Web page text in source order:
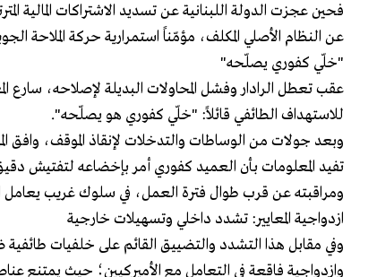
فحين عجزت الدولة اللبنانية عن تسديد الاشتراكات المالية
عن النظام الأصلي المكلف، مؤمّناً استمرارية حركة الملاحة
"خلّي كفوري يصلّحه"
عقب تعطل الرادار وفشل المحاولات البديلة لإصلاحه، سارع
للاستهداف الطائفي قائلاً: "خلّي كفوري هو يصلّحه".
وبعد جولات من الوساطات والتدخلات لإنقاذ الموقف، وافق
تفيد المعلومات بأن العميد كفوري أمر بإخضاعه لتفتيش
ومراقبته عن قرب طوال فترة العمل، في سلوك غريب يعامل
ازدواجية المعايير: تشدد داخلي وتسهيلات خارجية
وفي مقابل هذا التشدد والتضييق القائم على خلفيات
وازدواجية فاقعة في التعامل مع الأميركيين؛ حيث يمتنع